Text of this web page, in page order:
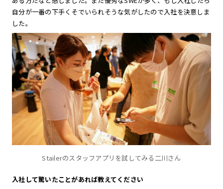
自分が一番の下手くそでいられそうな気がしたので入社を決意しま
した。
Stailerのスタッフアプリを試してみる二川さん
入社して驚いたことがあれば教えてください